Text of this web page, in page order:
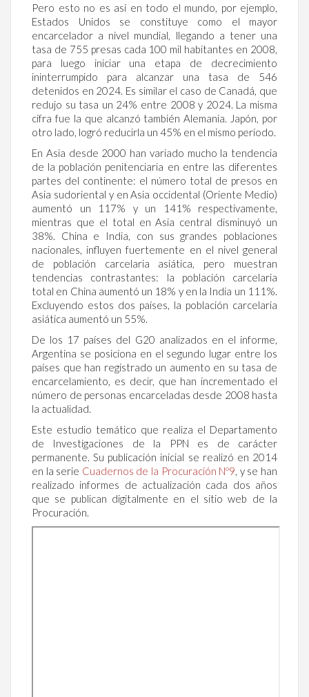
Pero esto no es así en todo el mundo, por ejemplo,
Estados Unidos se constituye como el mayor
encarcelador a nivel mundial, llegando a tener una
tasa de 755 presas cada 100 mil habitantes en 2008,
para luego iniciar una etapa de decrecimiento
ininterrumpido para alcanzar una tasa de 546
detenidos en 2024. Es similar el caso de Canadá, que
redujo su tasa un 24% entre 2008 y 2024. La misma
cifra fue la que alcanzó también Alemania. Japón, por
otro lado, logró reducirla un 45% en el mismo período.
En Asia desde 2000 han variado mucho la tendencia
de la población penitenciaria en entre las diferentes
partes del continente: el número total de presos en
Asia sudoriental y en Asia occidental (Oriente Medio)
aumentó un 117% y un 141% respectivamente,
mientras que el total en Asia central disminuyó un
38%. China e India, con sus grandes poblaciones
nacionales, influyen fuertemente en el nivel general
de población carcelaria asiática, pero muestran
tendencias contrastantes: la población carcelaria
total en China aumentó un 18% y en la India un 111%.
Excluyendo estos dos países, la población carcelaria
asiática aumentó un 55%.
De los 17 países del G20 analizados en el informe,
Argentina se posiciona en el segundo lugar entre los
países que han registrado un aumento en su tasa de
encarcelamiento, es decir, que han incrementado el
número de personas encarceladas desde 2008 hasta
la actualidad.
Este estudio temático que realiza el Departamento
de Investigaciones de la PPN es de carácter
permanente. Su publicación inicial se realizó en 2014
en la serie Cuadernos de la Procuración Nº9 , y se han
realizado informes de actualización cada dos años
que se publican digitalmente en el sitio web de la
Procuración.